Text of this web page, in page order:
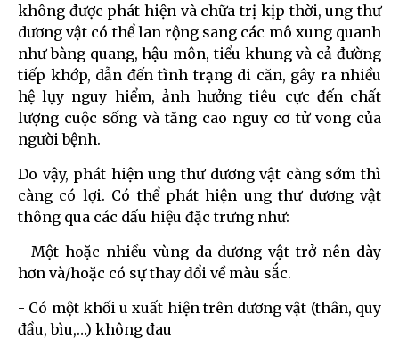
không được phát hiện và chữa trị kịp thời, ung thư
dương vật có thể lan rộng sang các mô xung quanh
như bàng quang, hậu môn, tiểu khung và cả đường
tiếp khớp, dẫn đến tình trạng di căn, gây ra nhiều
hệ lụy nguy hiểm, ảnh hưởng tiêu cực đến chất
lượng cuộc sống và tăng cao nguy cơ tử vong của
người bệnh.
Do vậy, phát hiện ung thư dương vật càng sớm thì
càng có lợi. Có thể phát hiện ung thư dương vật
thông qua các dấu hiệu đặc trưng như:
- Một hoặc nhiều vùng da dương vật trở nên dày
hơn và/hoặc có sự thay đổi về màu sắc.
- Có một khối u xuất hiện trên dương vật (thân, quy
đầu, bìu,…) không đau